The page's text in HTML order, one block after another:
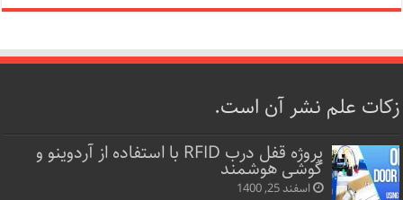
زکات علم نشر آن است.
پروژه قفل‌ درب RFID با استفاده از آردوینو و
گوشی هوشمند
اسفند 25, 1400